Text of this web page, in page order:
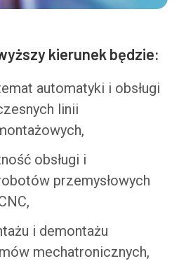
kierunek będzie:
automatyki i obsługi
linii
obsługi i
przemysłowych
i demontażu
mechatronicznych,